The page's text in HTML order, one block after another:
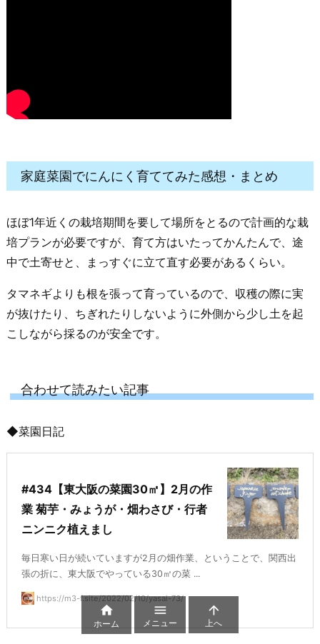
家庭菜園でにんにく育ててみた感想・まとめ
ほぼ1年近くの栽培期間を要して場所をとるので計画的な栽
培プランが必要ですが、育て方はいたってかんたんで、途
中で土寄せと、まっすぐに立て直す必要があるくらい。
タマネギよりも根を張って育っているので、収穫の際に実
が抜けたり、ちぎれたりしないように外側から少し土を起
こしながら採るのが安全です。
合わせて読みたい記事
◆菜園日記
#434【東大阪の菜園30㎡】2月の作
業 菊芋・みょうが・畑わさび・行者
ニンニク植えまし
毎日寒い日が続いていますが2月の畑作業、ということで、関西出
張の折に、東大阪でやっている30㎡の菜 ...
https://m3-f.site/2022/02/10/yasai-73/

ホーム

メニュー

上へ